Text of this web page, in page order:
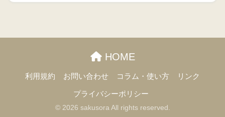
HOME
利用規約 お問い合わせ コラム・使い方 リンク
プライバシーポリシー
© 2026 sakusora All rights reserved.